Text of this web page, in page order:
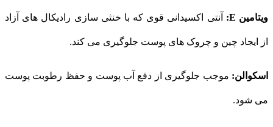
ویتامین E: آنتی اکسیدانی قوی که با خنثی سازی رادیکال های آزاد
از ایجاد چین و چروک های پوست جلوگیری می کند.
اسکوالن: موجب جلوگیری از دفع آب پوست و حفظ رطوبت پوست
می شود.